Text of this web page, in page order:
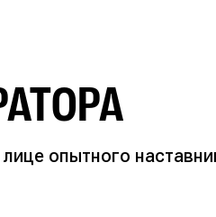
опытного